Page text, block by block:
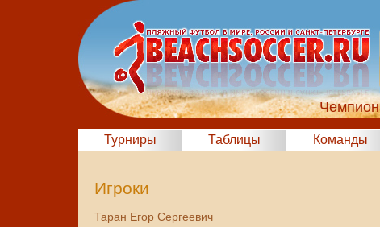
Турниры Таблицы Команды
Игроки
Таран Егор Сергеевич